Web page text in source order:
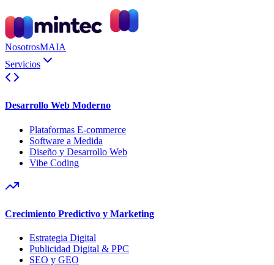
NosotrosMAIA
Servicios
Desarrollo Web Moderno
Plataformas E-commerce
Software a Medida
Diseño y Desarrollo Web
Vibe Coding
Crecimiento Predictivo y Marketing
Estrategia Digital
Publicidad Digital & PPC
SEO y GEO